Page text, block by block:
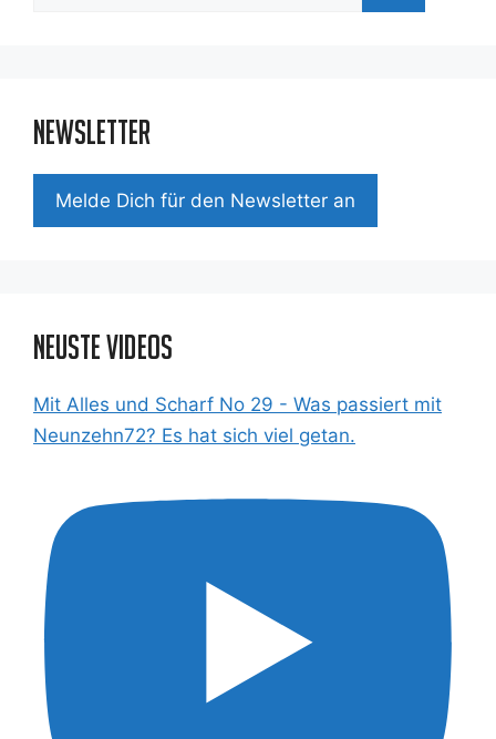
Newsletter
Mel­de Dich für den News­let­ter an
Neuste Videos
Mit Alles und Scharf No 29 - Was passiert mit
Neunzehn72? Es hat sich viel getan.